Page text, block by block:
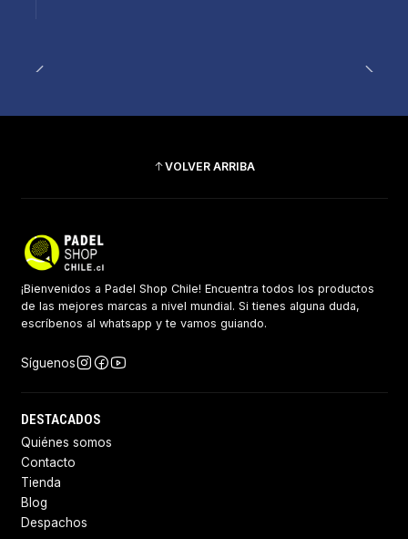
VOLVER ARRIBA
¡Bienvenidos a Padel Shop Chile! Encuentra todos los productos
de las mejores marcas a nivel mundial. Si tienes alguna duda,
escríbenos al whatsapp y te vamos guiando.
Síguenos
DESTACADOS
Quiénes somos
Contacto
Tienda
Blog
Despachos